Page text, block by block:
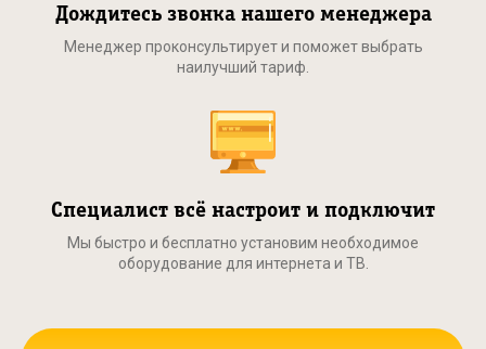
Дождитесь звонка нашего менеджера
Менеджер проконсультирует и поможет выбрать
наилучший тариф.
Специалист всё настроит и подключит
Мы быстро и бесплатно установим необходимое
оборудование для интернета и ТВ.